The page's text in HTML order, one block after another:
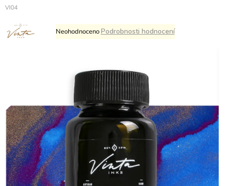
VI04
Průměrné
hodnocení
hvězdiček.
NeohodnocenoPodrobnosti hodnocení